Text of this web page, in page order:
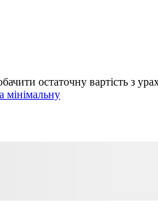
остаточну вартість з
мінімальну